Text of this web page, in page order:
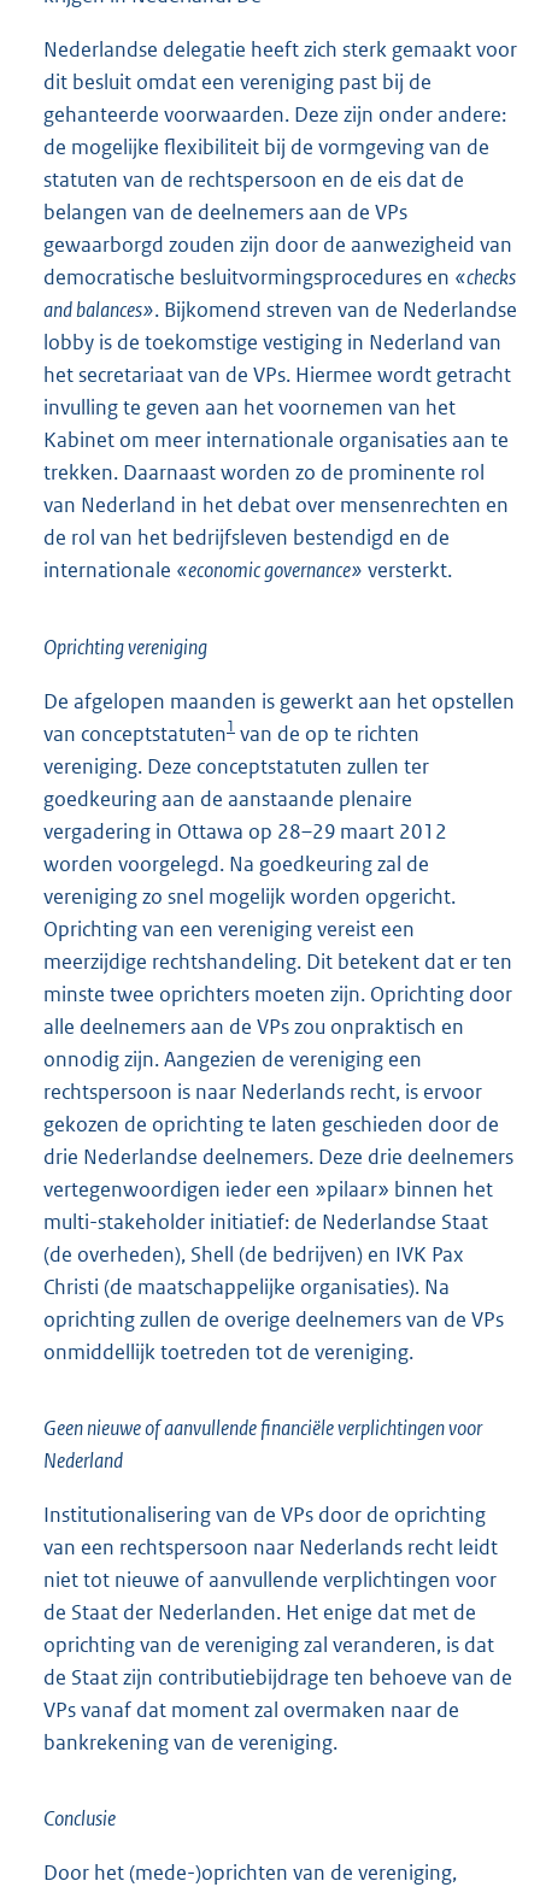
Nederlandse delegatie heeft zich sterk gemaakt voor
dit besluit omdat een vereniging past bij de
gehanteerde voorwaarden. Deze zijn onder andere:
de mogelijke flexibiliteit bij de vormgeving van de
statuten van de rechtspersoon en de eis dat de
belangen van de deelnemers aan de VPs
gewaarborgd zouden zijn door de aanwezigheid van
democratische besluitvormingsprocedures en «checks
and balances». Bijkomend streven van de Nederlandse
lobby is de toekomstige vestiging in Nederland van
het secretariaat van de VPs. Hiermee wordt getracht
invulling te geven aan het voornemen van het
Kabinet om meer internationale organisaties aan te
trekken. Daarnaast worden zo de prominente rol
van Nederland in het debat over mensenrechten en
de rol van het bedrijfsleven bestendigd en de
internationale «economic governance» versterkt.
Oprichting vereniging
De afgelopen maanden is gewerkt aan het opstellen
van conceptstatuten1 van de op te richten
vereniging. Deze conceptstatuten zullen ter
goedkeuring aan de aanstaande plenaire
vergadering in Ottawa op 28–29 maart 2012
worden voorgelegd. Na goedkeuring zal de
vereniging zo snel mogelijk worden opgericht.
Oprichting van een vereniging vereist een
meerzijdige rechtshandeling. Dit betekent dat er ten
minste twee oprichters moeten zijn. Oprichting door
alle deelnemers aan de VPs zou onpraktisch en
onnodig zijn. Aangezien de vereniging een
rechtspersoon is naar Nederlands recht, is ervoor
gekozen de oprichting te laten geschieden door de
drie Nederlandse deelnemers. Deze drie deelnemers
vertegenwoordigen ieder een »pilaar» binnen het
multi-stakeholder initiatief: de Nederlandse Staat
(de overheden), Shell (de bedrijven) en IVK Pax
Christi (de maatschappelijke organisaties). Na
oprichting zullen de overige deelnemers van de VPs
onmiddellijk toetreden tot de vereniging.
Geen nieuwe of aanvullende financiële verplichtingen voor
Nederland
Institutionalisering van de VPs door de oprichting
van een rechtspersoon naar Nederlands recht leidt
niet tot nieuwe of aanvullende verplichtingen voor
de Staat der Nederlanden. Het enige dat met de
oprichting van de vereniging zal veranderen, is dat
de Staat zijn contributiebijdrage ten behoeve van de
VPs vanaf dat moment zal overmaken naar de
bankrekening van de vereniging.
Conclusie
Door het (mede-)oprichten van de vereniging,